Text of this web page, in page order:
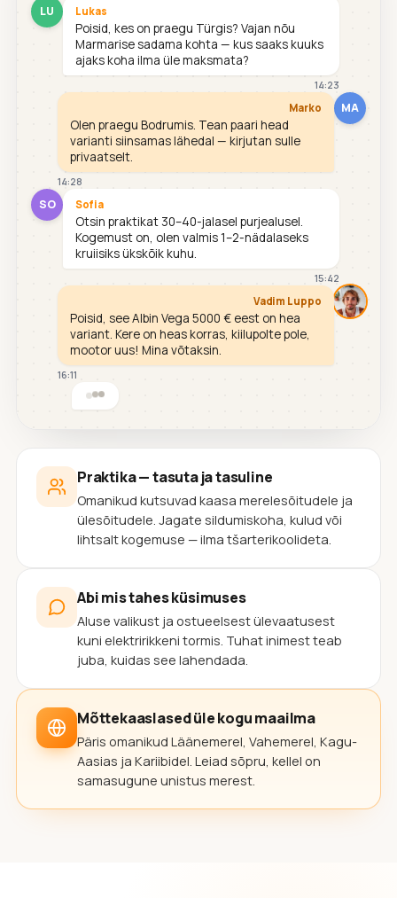
LU Lukas
Poisid, kes on praegu Türgis? Vajan nõu
Marmarise sadama kohta — kus saaks kuuks
ajaks koha ilma üle maksmata?
14:23
MA
Marko
Olen praegu Bodrumis. Tean paari head
varianti siinsamas lähedal — kirjutan sulle
privaatselt.
14:28
SO Sofia
Otsin praktikat 30–40-jalasel purjealusel.
Kogemust on, olen valmis 1–2-nädalaseks
kruiisiks ükskõik kuhu.
15:42
Vadim Luppo
Poisid, see Albin Vega 5000 € eest on hea
variant. Kere on heas korras, kiilupolte pole,
mootor uus! Mina võtaksin.
16:11
Praktika — tasuta ja tasuline
Omanikud kutsuvad kaasa merelesõitudele ja
ülesõitudele. Jagate sildumiskoha, kulud või
lihtsalt kogemuse — ilma tšarterikoolideta.
Abi mis tahes küsimuses
Aluse valikust ja ostueelsest ülevaatusest
kuni elektririkkeni tormis. Tuhat inimest teab
juba, kuidas see lahendada.
Mõttekaaslased üle kogu maailma
Päris omanikud Läänemerel, Vahemerel, Kagu-
Aasias ja Kariibidel. Leiad sõpru, kellel on
samasugune unistus merest.